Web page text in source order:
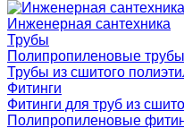
Инженерная сантехника
Трубы
Полипропиленовые трубы
Трубы из сшитого
Фитинги
Фитинги для труб из
Полипропиленовые